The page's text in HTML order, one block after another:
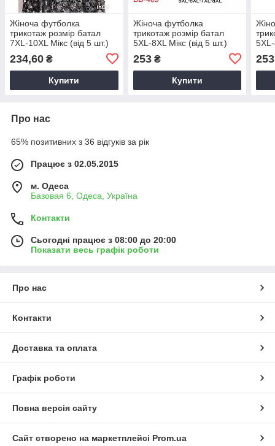
Жіноча футболка
трикотаж розмір батал
7XL-10XL Мікс (від 5 шт.)
234,60 ₴
Купити
Жіноча футболка
трикотаж розмір батал
5XL-8XL Мікс (від 5 шт.)
253₴
Купити
253
Про нас
65% позитивних з 36 відгуків за рік
Працює з 02.05.2015
м. Одеса
Базовая 6, Одеса, Україна
Контакти
Сьогодні працює з 08:00 до 20:00
Показати весь графік роботи
Про нас
Контакти
Доставка та оплата
Графік роботи
Повна версія сайту
Сайт створено на маркетплейсі Prom.ua